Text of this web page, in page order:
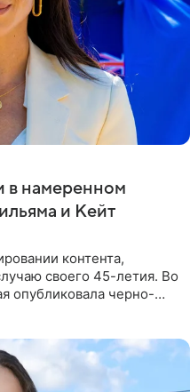
в намеренном
и Кейт
контента,
своего 45-летия. Во
опубликовала черно-